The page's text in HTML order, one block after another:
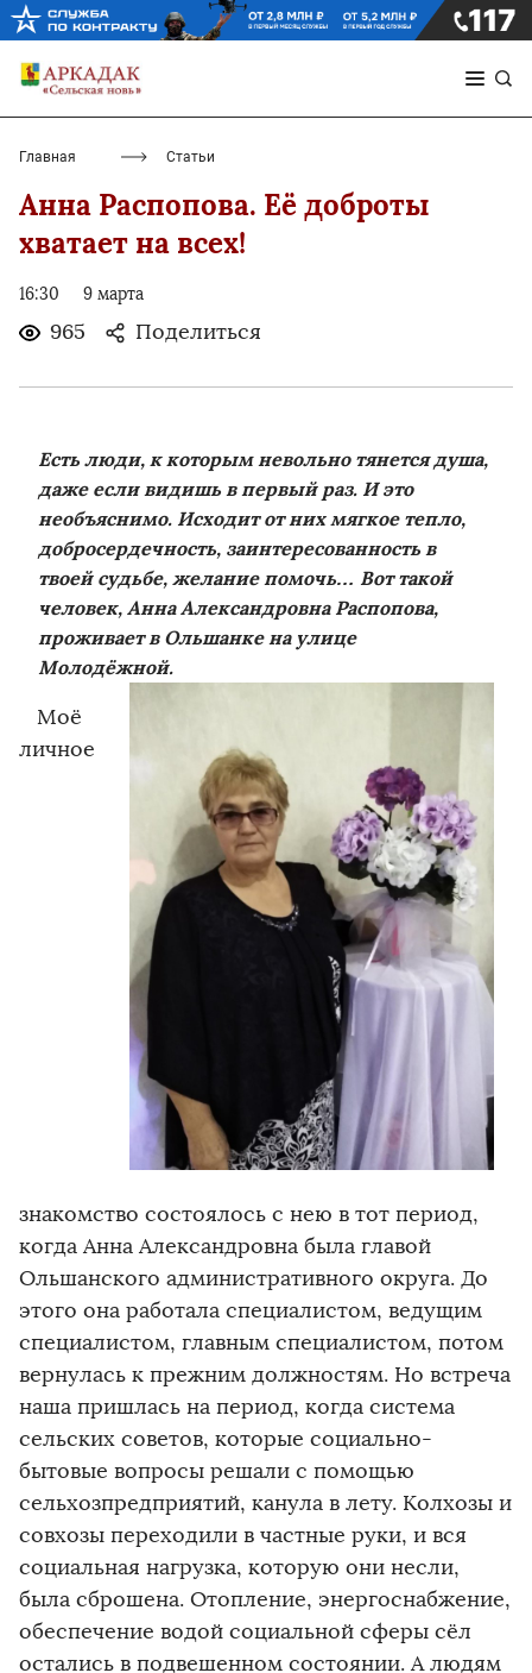
Главная Статьи
Анна Распопова. Её доброты
хватает на всех!
16:30 9 марта
965 Поделиться
Есть люди, к которым невольно тянется душа,
даже если видишь в первый раз. И это
необъяснимо. Исходит от них мягкое тепло,
добросердечность, заинтересованность в
твоей судьбе, желание помочь… Вот такой
человек, Анна Александровна Распопова,
проживает в Ольшанке на улице
Молодёжной.
Моё
личное
знакомство состоялось с нею в тот период,
когда Анна Александровна была главой
Ольшанского административного округа. До
этого она работала специалистом, ведущим
специалистом, главным специалистом, потом
вернулась к прежним должностям. Но встреча
наша пришлась на период, когда система
сельских советов, которые социально-
бытовые вопросы решали с помощью
сельхозпредприятий, канула в лету. Колхозы и
совхозы переходили в частные руки, и вся
социальная нагрузка, которую они несли,
была сброшена. Отопление, энергоснабжение,
обеспечение водой социальной сферы сёл
остались в подвешенном состоянии. А людям